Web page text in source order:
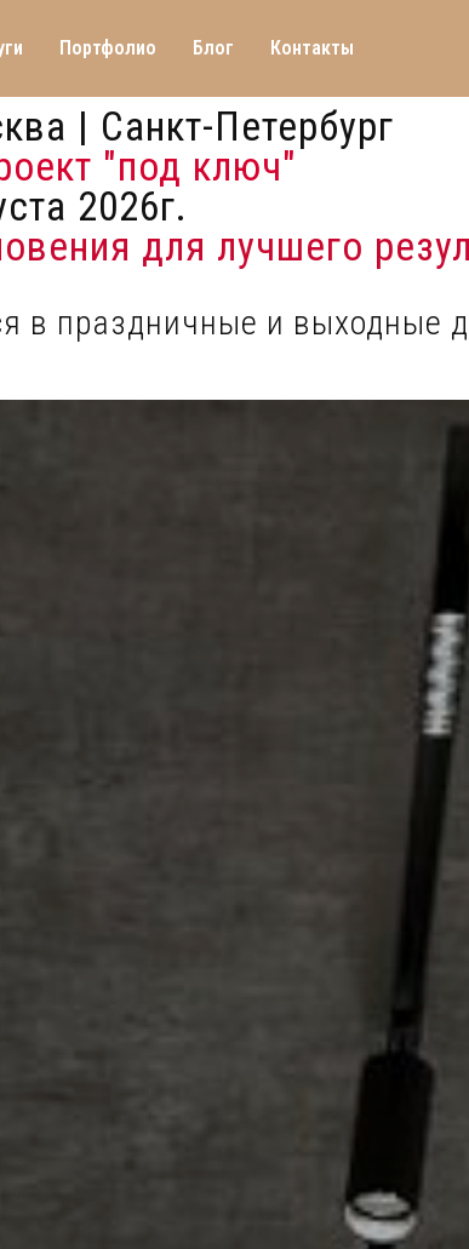
Портфолио Блог Контакты
в праздничные и выходные
| Санкт-Петербург
"под ключ"
2026г.
для лучшего